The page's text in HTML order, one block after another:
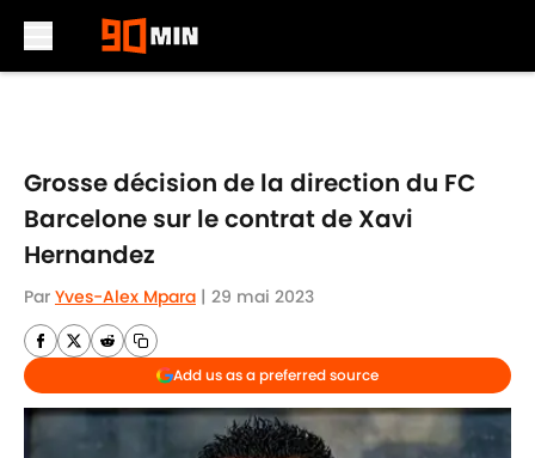
Grosse décision de la direction du FC
Barcelone sur le contrat de Xavi
Hernandez
Par Yves-Alex Mpara | 29 mai 2023
Add us as a preferred source